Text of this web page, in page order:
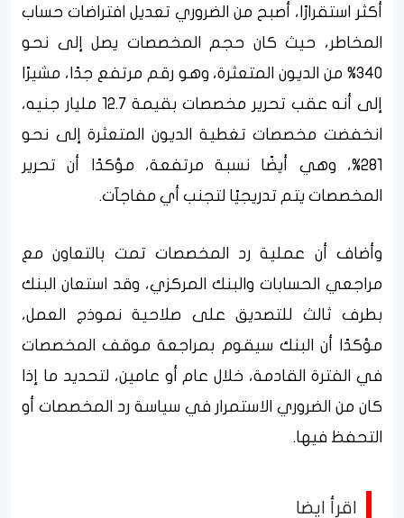
أكثر استقرارًا، أصبح من الضروري تعديل افتراضات حساب
المخاطر، حيث كان حجم المخصصات يصل إلى نحو
340% من الديون المتعثرة، وهو رقم مرتفع جدًا، مشيرًا
إلى أنه عقب تحرير مخصصات بقيمة 12.7 مليار جنيه،
انخفضت مخصصات تغطية الديون المتعثرة إلى نحو
281%، وهي أيضًا نسبة مرتفعة، مؤكدًا أن تحرير
المخصصات يتم تدريجيًا لتجنب أي مفاجآت.
وأضاف أن عملية رد المخصصات تمت بالتعاون مع
مراجعي الحسابات والبنك المركزي، وقد استعان البنك
بطرف ثالث للتصديق على صلاحية نموذج العمل،
مؤكدًا أن البنك سيقوم بمراجعة موقف المخصصات
في الفترة القادمة، خلال عام أو عامين، لتحديد ما إذا
كان من الضروري الاستمرار في سياسة رد المخصصات أو
التحفظ فيها.
اقرأ ايضا